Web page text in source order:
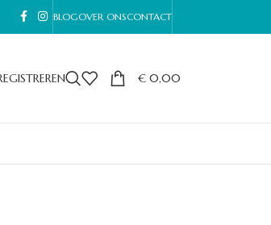
BLOGOVER ONSCONTACT
€ 0,00